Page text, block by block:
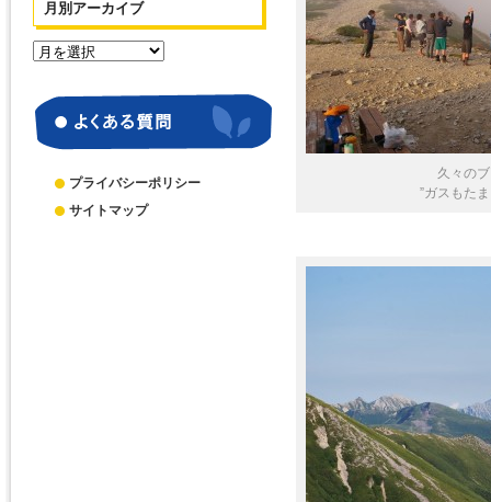
久々の
”ガスもた
月別アーカイブ
月
ー
カ
プライバシーポリシー
サイトマップ